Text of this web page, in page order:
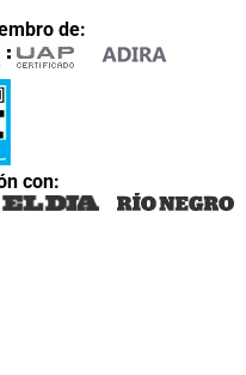
de:
con: